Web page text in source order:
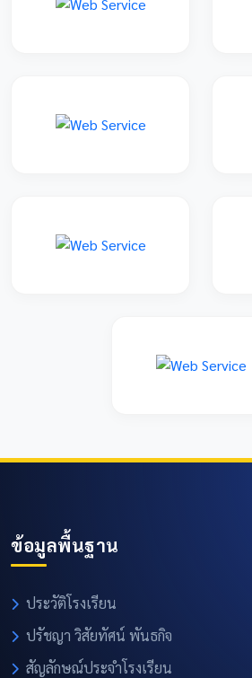
ข้อมูลพื้นฐาน
ประวัติโรงเรียน
ปรัชญา วิสัยทัศน์ พันธกิจ
สัญลักษณ์ประจำโรงเรียน